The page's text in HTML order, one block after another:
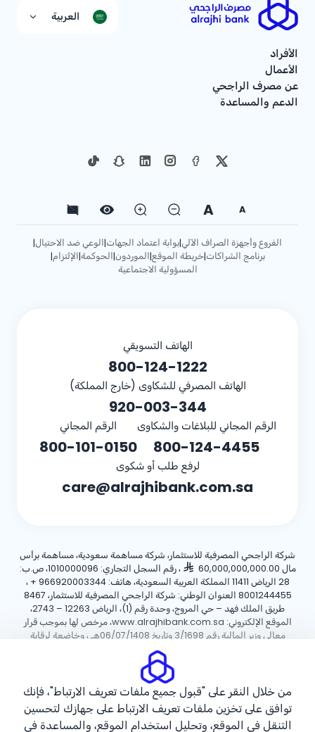
العربية
الأفراد
الأعمال
عن مصرف الراجحي
الدعم والمساعدة
A
A
الفروع وأجهزة الصراف الآلي|بوابة اعتماد الجهات|الوعي ضد الاحتيال|
برنامج الشراكات|خريطة الموقع|الموردون|الحوكمة|الإلتزام|
المسؤولية الاجتماعية
الهاتف التسويقي
800-124-1222
الهاتف المصرفي للشكاوى (خارج المملكة)
920-003-344
الرقم المجاني للبلاغات والشكاوى
800-124-4455
الرقم المجاني
800-101-0150
لرفع طلب أو شكوى
care@alrajhibank.com.sa
شركة الراجحي المصرفية للاستثمار، شركة مساهمة سعودية، مساهمة برأس
مال 60,000,000,000.00
، رقم السجل التجاري: 1010000096، ص.ب:
28 الرياض 11411 المملكة العربية السعودية، هاتف:
+ 966920003344 ،
8001244455 العنوان الوطني: شركة الراجحي المصرفية للاستثمار، 8467
طريق الملك فهد – حي المروج، وحدة رقم (1)، الرياض 12263 – 2743،
الموقع الإلكتروني: www.alrajhibank.com.sa، مرخص لها بموجب قرار
معالي وزير المالية رقم 3/1698 وتاريخ 06/07/1408هـ ، وخاضعة لرقابة
وإشراف البنك المركزي السعودي.
حقوق الطبع والنشر ©2026 مصرف الراجحي.
سياسة ملفات تعريف الارتباطسياسة الخصوصية الأحكام والشروط
من خلال النقر على "قبول جميع ملفات تعريف الارتباط"، فإنك
توافق على تخزين ملفات تعريف الارتباط على جهازك لتحسين
التنقل في الموقع، وتحليل استخدام الموقع، والمساعدة في